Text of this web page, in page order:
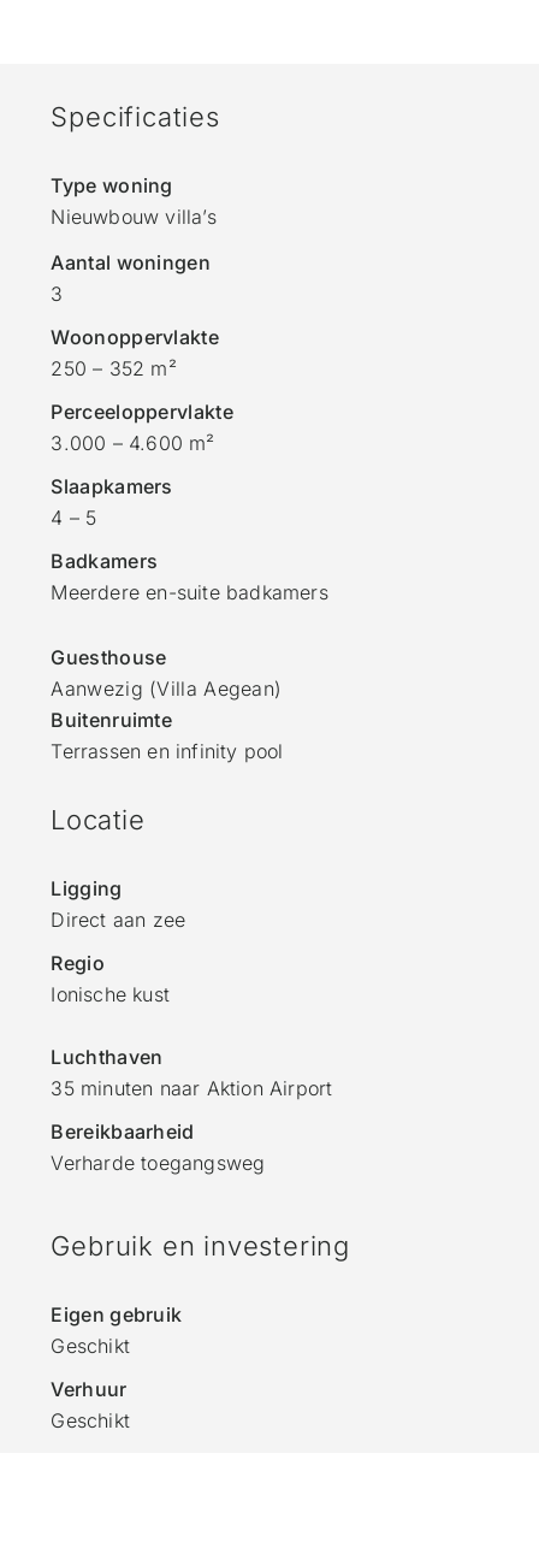
Specificaties
Type woning
Nieuwbouw villa’s
Aantal woningen
3
Woonoppervlakte
250 – 352 m²
Perceeloppervlakte
3.000 – 4.600 m²
Slaapkamers
4 – 5
Badkamers
Meerdere en-suite badkamers
Guesthouse
Aanwezig (Villa Aegean)
Buitenruimte
Terrassen en infinity pool
Locatie
Ligging
Direct aan zee
Regio
Ionische kust
Luchthaven
35 minuten naar Aktion Airport
Bereikbaarheid
Verharde toegangsweg
Gebruik en investering
Eigen gebruik
Geschikt
Verhuur
Geschikt